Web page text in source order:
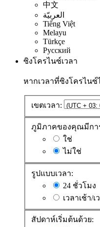
中文
العربيّة
Tiếng Việt
Melayu
Türkçe
Русский
ซิงโครไนซ์เวลา
หากเวลาที่ซิงโครไน
เขตเวลา:
ภูมิภาคของคุณมีกา
ใช่
ไม่ใช่
รูปแบบเวลา:
24 ชั่วโมง
เวลาเช้า/เ
สัปดาห์เริ่มต้นด้วย: